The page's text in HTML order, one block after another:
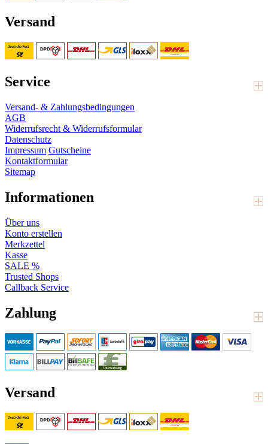
Versand
Service
Versand- & Zahlungsbedingungen
AGB
Widerrufsrecht & Widerrufsformular
Datenschutz
Impressum Gutscheine
Kontaktformular
Sitemap
Informationen
Über uns
Konto erstellen
Merkzettel
Kasse
SALE %
Trusted Shops
Callback Service
Zahlung
Versand